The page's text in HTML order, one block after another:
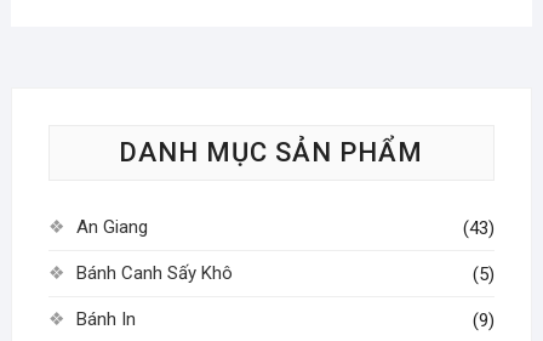
chọn
chọn
được
chọn
trên
DANH MỤC SẢN PHẨM
An Giang (43)
Bánh Canh Sấy Khô (5)
Bánh In (9)